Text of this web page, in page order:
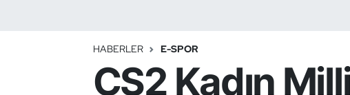
HABERLER E-SPOR
CS2 Kadın